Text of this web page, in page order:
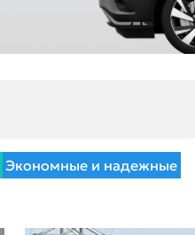
Экономные и надежные